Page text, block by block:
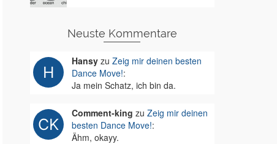
Neuste Kommentare
Hansyzu Zeig mir deinen besten
Dance Move!:
Ja mein Schatz, ich bin da.
Comment-king zu Zeig mir deinen
besten Dance Move!:
Ähm, okayy.